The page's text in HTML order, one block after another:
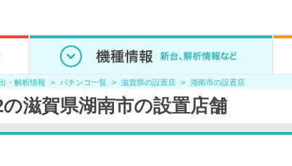
・解析情報 パチンコ一覧 滋賀県の設置店 湖南市の設置店
滋賀県湖南市の設置店舗